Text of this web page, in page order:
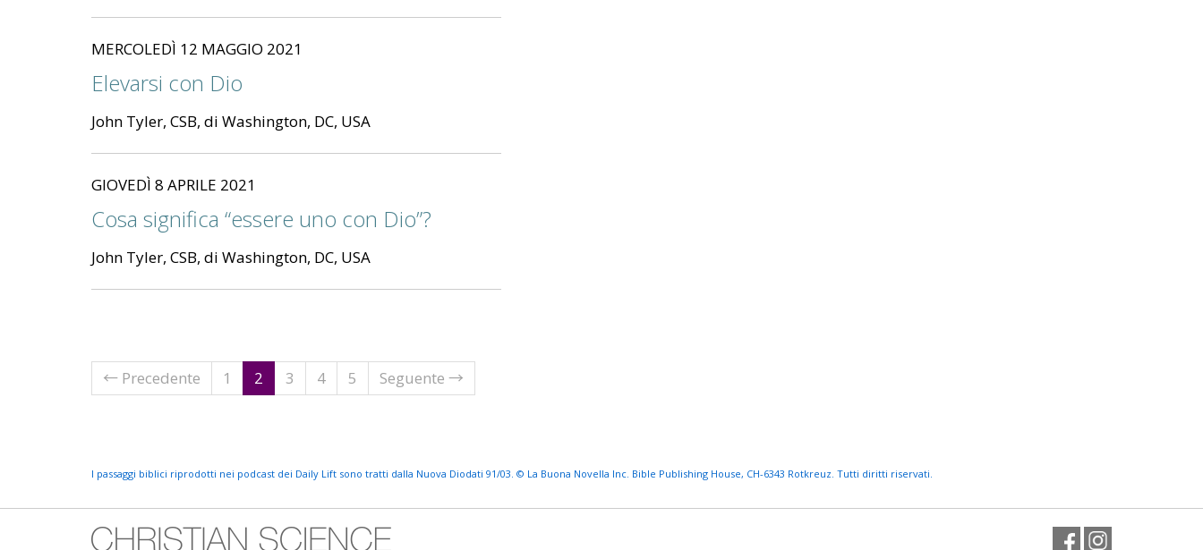
MERCOLEDÌ 12 MAGGIO 2021
Elevarsi con Dio
John Tyler, CSB, di Washington, DC, USA
GIOVEDÌ 8 APRILE 2021
Cosa significa “essere uno con Dio”?
John Tyler, CSB, di Washington, DC, USA
← Precedente 1 2 (current)
3 4 5 Seguente →
I passaggi biblici riprodotti nei podcast dei Daily Lift sono tratti dalla Nuova Diodati 91/03. © La Buona Novella Inc. Bible Publishing House, CH-6343 Rotkreuz. Tutti diritti riservati.
FacebookInstagram